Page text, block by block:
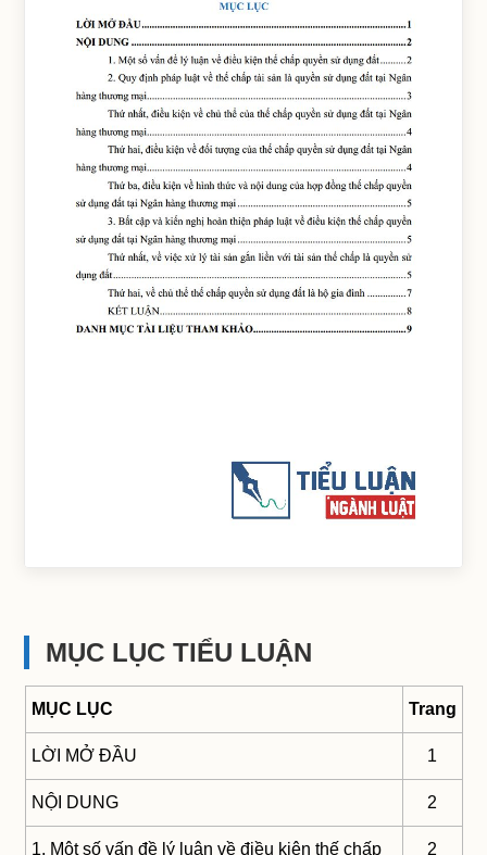
MỤC LỤC TIỂU LUẬN
MỤC LỤC Trang
LỜI MỞ ĐẦU 1
NỘI DUNG 2
1. Một số vấn đề lý luận về điều kiện thế chấp 2